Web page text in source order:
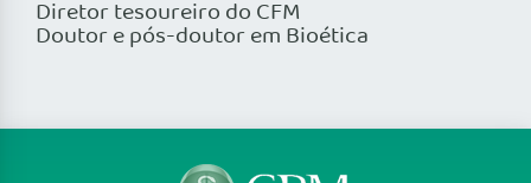
Diretor tesoureiro do CFM
Doutor e pós-doutor em Bioética